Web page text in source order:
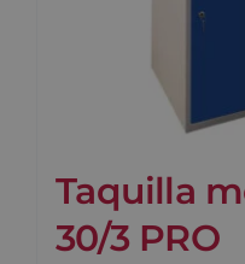
Taquilla
30/3 PRO